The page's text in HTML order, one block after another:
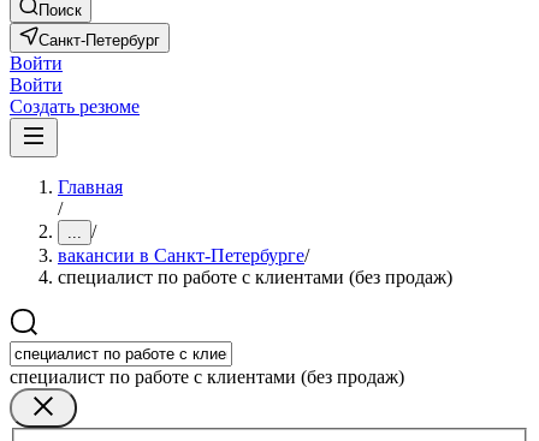
Поиск
Санкт-Петербург
Войти
Войти
Создать резюме
Главная
/
... /
вакансии в Санкт-Петербурге/
специалист по работе с клиентами (без продаж)
специалист по работе с клиентами (без продаж)